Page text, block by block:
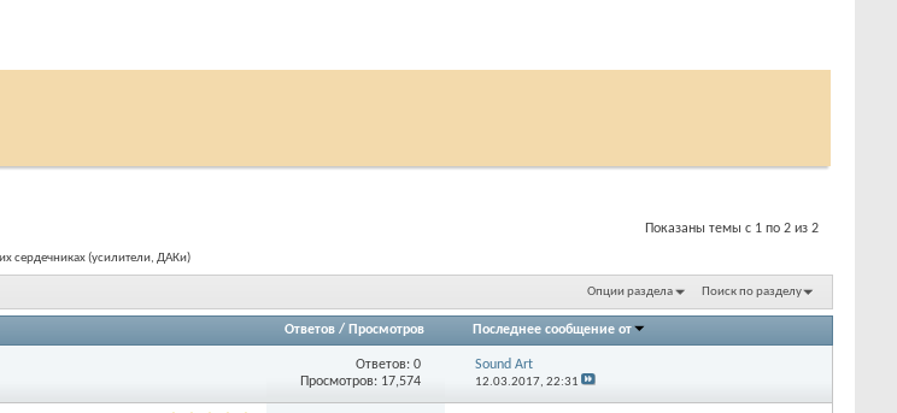
Показаны темы с 1 по 2 из 2
сердечниках (усилители, ДАКи)
Опции раздела Поиск по разделу
Ответов / Просмотров Последнее сообщение от
Ответов:0
Просмотров: 17,574
Sound Art
12.03.2017, 22:31